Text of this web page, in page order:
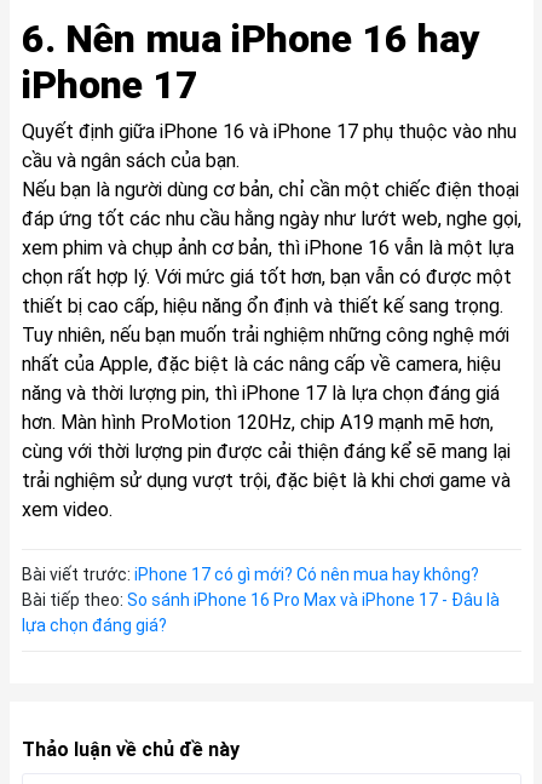
6. Nên mua iPhone 16 hay
iPhone 17
Quyết định giữa iPhone 16 và iPhone 17 phụ thuộc vào nhu
cầu và ngân sách của bạn.
Nếu bạn là người dùng cơ bản, chỉ cần một chiếc điện thoại
đáp ứng tốt các nhu cầu hằng ngày như lướt web, nghe gọi,
xem phim và chụp ảnh cơ bản, thì iPhone 16 vẫn là một lựa
chọn rất hợp lý. Với mức giá tốt hơn, bạn vẫn có được một
thiết bị cao cấp, hiệu năng ổn định và thiết kế sang trọng.
Tuy nhiên, nếu bạn muốn trải nghiệm những công nghệ mới
nhất của Apple, đặc biệt là các nâng cấp về camera, hiệu
năng và thời lượng pin, thì iPhone 17 là lựa chọn đáng giá
hơn. Màn hình ProMotion 120Hz, chip A19 mạnh mẽ hơn,
cùng với thời lượng pin được cải thiện đáng kể sẽ mang lại
trải nghiệm sử dụng vượt trội, đặc biệt là khi chơi game và
xem video.
Bài viết trước: iPhone 17 có gì mới? Có nên mua hay không?
Bài tiếp theo: So sánh iPhone 16 Pro Max và iPhone 17 - Đâu là
lựa chọn đáng giá?
Thảo luận về chủ đề này